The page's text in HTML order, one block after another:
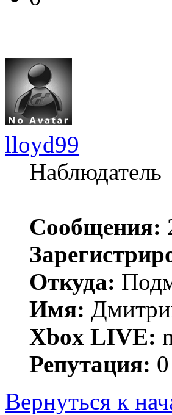
lloyd99
Наблюдатель
Сообщения:
Откуда:
Имя:
Xbox LIVE:
Репутация: 0
Вернуться к